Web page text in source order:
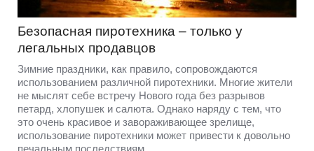
Безопасная пиротехника – только у
легальных продавцов
Зимние праздники, как правило, сопровождаются
использованием различной пиротехники. Многие жители
не мыслят себе встречу Нового года без разрывов
петард, хлопушек и салюта. Однако наряду с тем, что
это очень красивое и завораживающее зрелище,
использование пиротехники может привести к довольно
печальным последствиям.